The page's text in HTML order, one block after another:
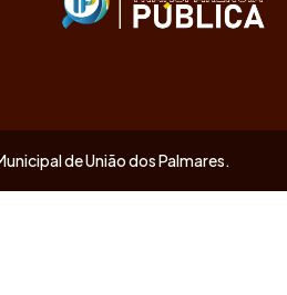
de União dos Palmares.